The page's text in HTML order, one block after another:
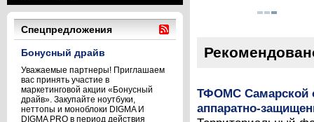
Спецпредложения
Бонусный драйв
Уважаемые партнеры! Приглашаем
вас принять участие в
маркетинговой акции «Бонусный
драйв». Закупайте ноутбуки,
неттопы и моноблоки DIGMA И
DIGMA PRO в период действия
ТФОМС Самарской
аппаратно-